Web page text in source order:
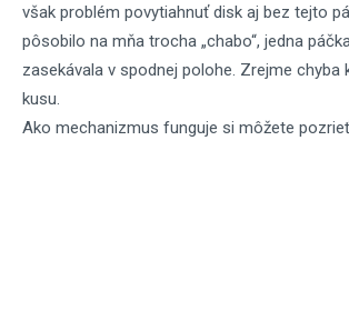
však problém povytiahnuť disk aj bez tejto
pôsobilo na mňa trocha „chabo“, jedna
zasekávala v spodnej polohe. Zrejme chyba
kusu.
Ako mechanizmus funguje si môžete